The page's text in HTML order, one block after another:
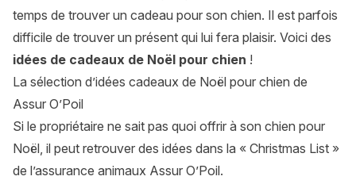
temps de trouver un cadeau pour son chien. Il est parfois
difficile de trouver un présent qui lui fera plaisir. Voici des
idées de cadeaux de Noël pour chien !
La sélection d’idées cadeaux de Noël pour chien de
Assur O’Poil
Si le propriétaire ne sait pas quoi offrir à son chien pour
Noël, il peut retrouver des idées dans la « Christmas List »
de l’assurance animaux Assur O’Poil.